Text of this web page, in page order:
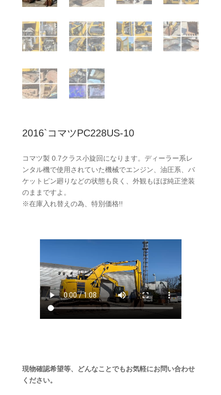
2016`コマツPC228US-10
コマツ製 0.7クラス小旋回になります。ディーラー系レ
ンタル機で使用されていた機械でエンジン、油圧系、バ
ケットピン廻りなどの状態も良く、外観もほぼ純正塗装
のままですよ。
※在庫入れ替えの為、特別価格!!
現物確認希望等、どんなことでもお気軽にお問い合わせ
ください。